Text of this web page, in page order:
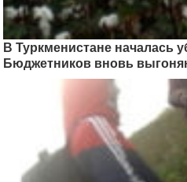
В Туркменистане началась
Бюджетников вновь